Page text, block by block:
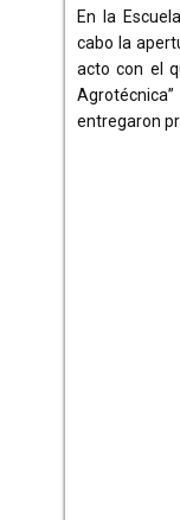
En la
cabo la
acto con el
entregaron